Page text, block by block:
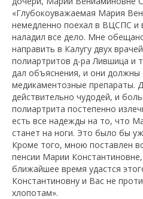
«Глубокоуважаемая Мария
немедленно поехал в ВЦСПС и
наладил все дело. Мне
направить в Калугу двух
полиартритов д-ра Лившица и
дал объяснения, и они должны
медикаментозные препараты.
действительно чудодей, и
полиартрита постепенно
есть все надежды на то, что
станет на ноги. Это было бы
Кроме того, мною поставлен
пенсии Марии
ближайшее время удастся
Константиновну и Вас не
хлопотам».